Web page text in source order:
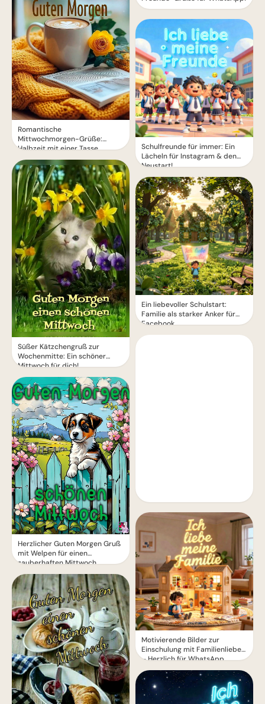
Romantische
Mittwochmorgen-Grüße:
Halbzeit mit einer Tasse
Zärtlichkeit
Süßer Kätzchengruß zur
Wochenmitte: Ein schöner
Mittwoch für dich!
Herzlicher Guten Morgen Gruß
mit Welpen für einen
zauberhaften Mittwoch
Schulfreunde für immer: Ein
Lächeln für Instagram & den
Neustart!
Ein liebevoller Schulstart:
Familie als starker Anker für
Facebook
Motivierende Bilder zur
Einschulung mit Familienliebe
– Herzlich für WhatsApp